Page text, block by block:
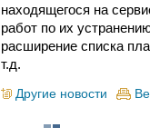
находящегося на
работ по их
расширение списка
т.д.
Другие новости